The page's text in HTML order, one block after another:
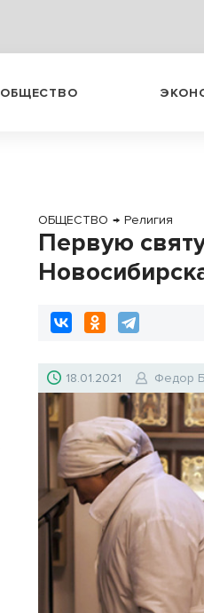
ОБЩЕСТВО
ОБЩЕСТВО → Религия
Первую
18.01.2021 Федор